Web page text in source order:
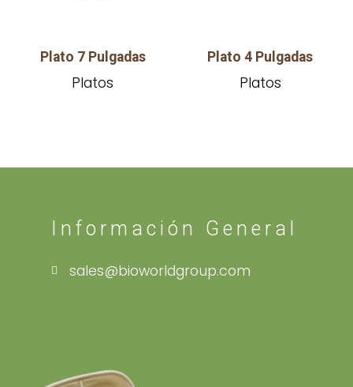
Plato 7 Pulgadas
Platos
Plato 4 Pulgadas
Platos
Información General
sales@bioworldgroup.com